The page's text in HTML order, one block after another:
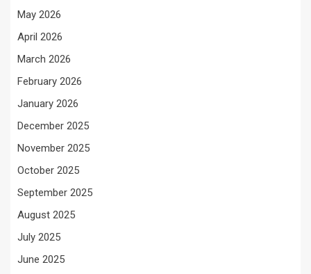
May 2026
April 2026
March 2026
February 2026
January 2026
December 2025
November 2025
October 2025
September 2025
August 2025
July 2025
June 2025